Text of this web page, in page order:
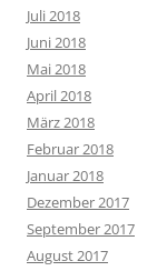
Juli 2018
Juni 2018
Mai 2018
April 2018
März 2018
Februar 2018
Januar 2018
Dezember 2017
September 2017
August 2017